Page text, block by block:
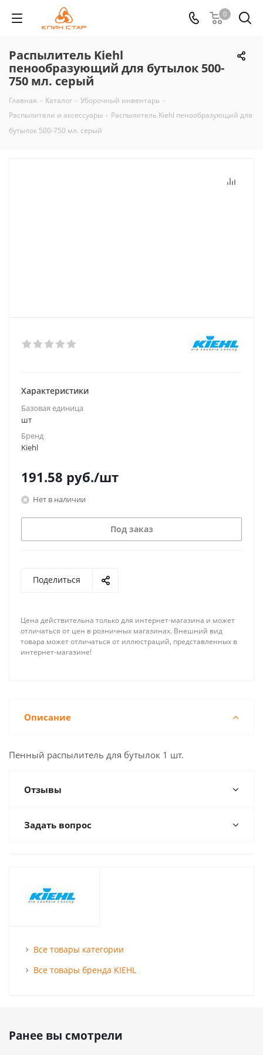
0
Распылитель Kiehl
пенообразующий для бутылок 500-
750 мл. серый
Главная - Каталог - Уборочный инвентарь -
Распылители и аксессуары - Распылитель Kiehl пенообразующий для
бутылок 500-750 мл. серый
Характеристики
Базовая единица
шт
Бренд
Kiehl
191.58 руб./шт
Нет в наличии
Под заказ
Поделиться
Цена действительна только для интернет-магазина и может
отличаться от цен в розничных магазинах. Внешний вид
товара может отличаться от иллюстраций, представленных в
интернет-магазине!
Описание
Пенный распылитель для бутылок 1 шт.
Отзывы
Задать вопрос
Все товары категории
Все товары бренда KIEHL
Ранее вы смотрели